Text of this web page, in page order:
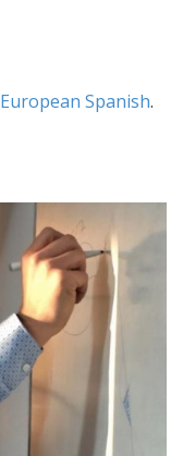
European Spanish.